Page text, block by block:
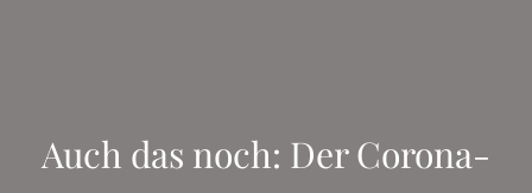
Auch das noch: Der Corona-